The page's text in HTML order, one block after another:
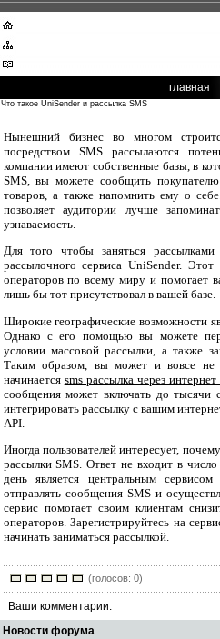
главная
Что такое UniSender и рассылка SMS
Нынешний бизнес во многом
посредством SMS рассылаются
компании имеют собственные базы, в
SMS, вы можете сообщить
товаров, а также напомнить ему о
позволяет аудитории лучше
узнаваемость.
Для того чтобы заняться
рассылочного сервиса UniSender.
операторов по всему миру и помогает
лишь бы тот присутствовал в вашей базе.
Широкие географические возможности
Однако с его помощью вы можете
условии массовой рассылки, а также
Таким образом, вы может и вовсе не
начинается sms рассылка через
сообщения может включать до тысячи
интегрировать рассылку с вашим
API.
Иногда пользователей интересует,
рассылки SMS. Ответ не входит в
день является центральным
отправлять сообщения SMS и
сервис помогает своим клиентам
операторов. Зарегистрируйтесь на
начинать заниматься рассылкой.
(голосов: 0)
Ваши комментарии:
Новости форума